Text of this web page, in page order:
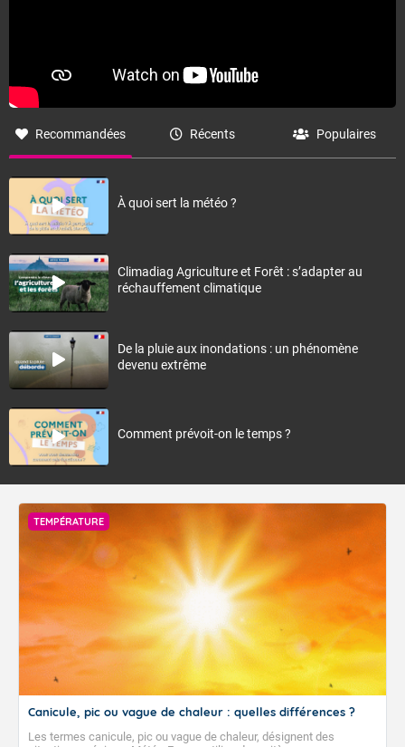
Recommandées Récents Populaires
À quoi sert la météo ?
Climadiag Agriculture et Forêt : s’adapter au
réchauffement climatique
De la pluie aux inondations : un phénomène
devenu extrême
Comment prévoit-on le temps ?
TEMPÉRATURE
Canicule, pic ou vague de chaleur : quelles différences ?
Les termes canicule, pic ou vague de chaleur, désignent des